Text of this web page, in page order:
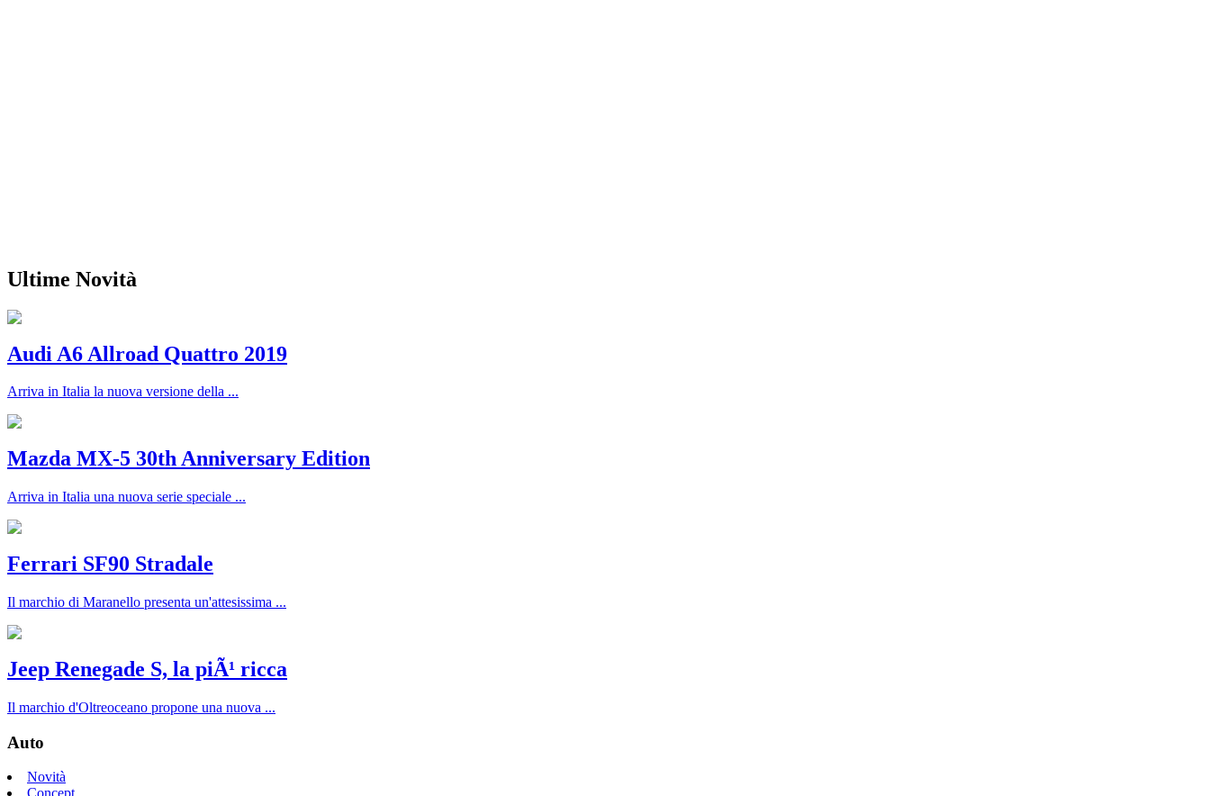
Ultime Novità
Audi A6 Allroad Quattro 2019
Arriva in Italia la nuova versione della ...
Mazda MX-5 30th Anniversary Edition
Arriva in Italia una nuova serie speciale ...
Ferrari SF90 Stradale
Il marchio di Maranello presenta un'attesissima ...
Jeep Renegade S, la piÃ¹ ricca
Il marchio d'Oltreoceano propone una nuova ...
Auto
Novità